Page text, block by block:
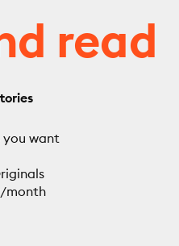
read
you want
month